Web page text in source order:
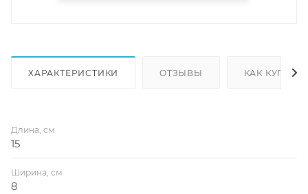
ХАРАКТЕРИСТИКИ ОТЗЫВЫ КАК КУПИТЬ
Длина, см
15
Ширина, см
8